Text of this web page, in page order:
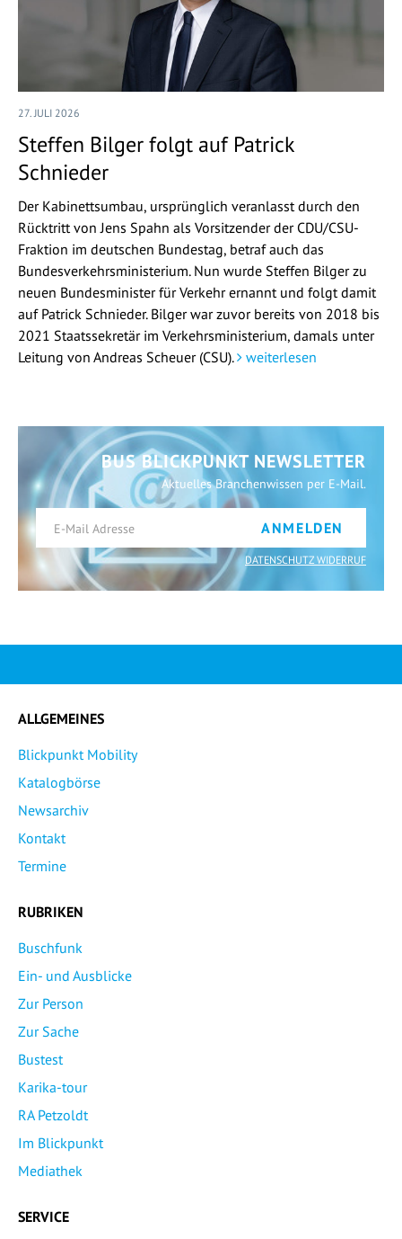
27. JULI 2026
Steffen Bilger folgt auf Patrick
Schnieder
Der Kabinettsumbau, ursprünglich veranlasst durch den
Rücktritt von Jens Spahn als Vorsitzender der CDU/CSU-
Fraktion im deutschen Bundestag, betraf auch das
Bundesverkehrsministerium. Nun wurde Steffen Bilger zu
neuen Bundesminister für Verkehr ernannt und folgt damit
auf Patrick Schnieder. Bilger war zuvor bereits von 2018 bis
2021 Staatssekretär im Verkehrsministerium, damals unter
Leitung von Andreas Scheuer (CSU).
weiterlesen
BUS BLICKPUNKT NEWSLETTER
Aktuelles Branchenwissen per E-Mail.
ANMELDEN
DATENSCHUTZ WIDERRUF
ALLGEMEINES
Blickpunkt Mobility
Katalogbörse
Newsarchiv
Kontakt
Termine
RUBRIKEN
Buschfunk
Ein- und Ausblicke
Zur Person
Zur Sache
Bustest
Karika-tour
RA Petzoldt
Im Blickpunkt
Mediathek
SERVICE